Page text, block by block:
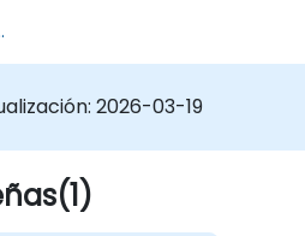
2026-03-19